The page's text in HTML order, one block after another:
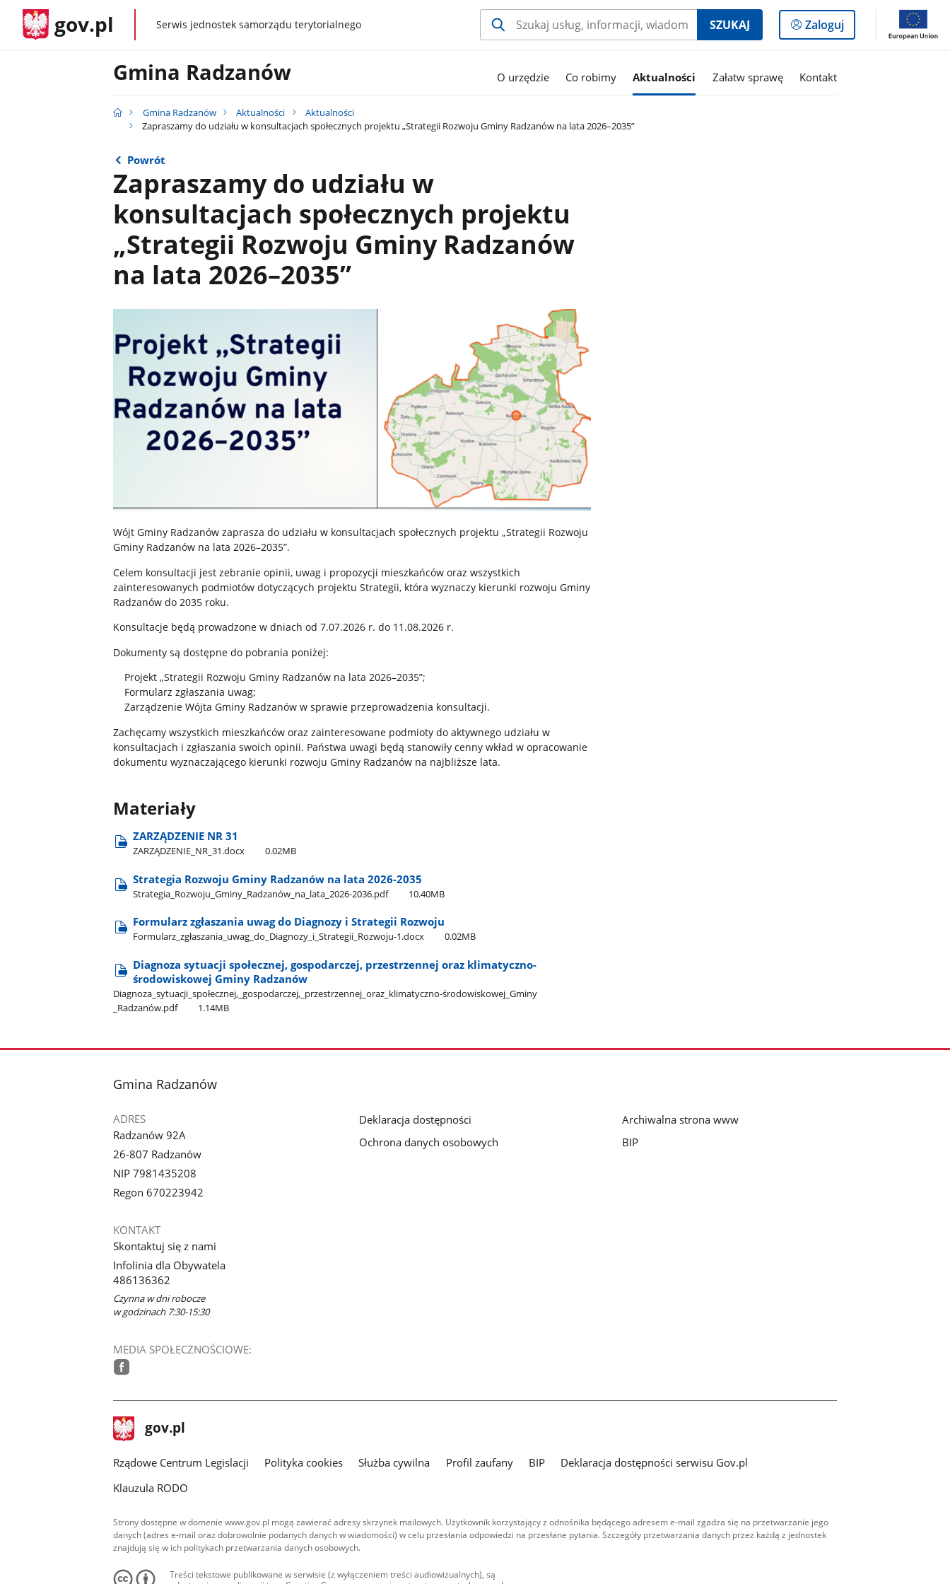
gov.pl gov.plSerwis jednostek samorządu terytorialnego SZUKAJ
Logowanie
do
Zaloguj
Gmina Radzanów O urzędzie Co robimy Aktualności Załatw sprawę Kontakt
Gmina Radzanów Aktualności
Aktualności
Zapraszamy do udziału w konsultacjach społecznych projektu „Strategii Rozwoju Gminy Radzanów na lata 2026–2035”
Powrót
Zapraszamy do udziału w
konsultacjach społecznych projektu
„Strategii Rozwoju Gminy Radzanów
na lata 2026–2035”
Wójt Gminy Radzanów zaprasza do udziału w konsultacjach społecznych projektu „Strategii Rozwoju
Gminy Radzanów na lata 2026–2035”.
Celem konsultacji jest zebranie opinii, uwag i propozycji mieszkańców oraz wszystkich
zainteresowanych podmiotów dotyczących projektu Strategii, która wyznaczy kierunki rozwoju Gminy
Radzanów do 2035 roku.
Konsultacje będą prowadzone w dniach od 7.07.2026 r. do 11.08.2026 r.
Dokumenty są dostępne do pobrania poniżej:
Projekt „Strategii Rozwoju Gminy Radzanów na lata 2026–2035”;
Formularz zgłaszania uwag;
Zarządzenie Wójta Gminy Radzanów w sprawie przeprowadzenia konsultacji.
Zachęcamy wszystkich mieszkańców oraz zainteresowane podmioty do aktywnego udziału w
konsultacjach i zgłaszania swoich opinii. Państwa uwagi będą stanowiły cenny wkład w opracowanie
dokumentu wyznaczającego kierunki rozwoju Gminy Radzanów na najbliższe lata.
Materiały
ZARZĄDZENIE NR 31
ZARZĄDZENIE​_NR​_31.docx 0.02MB
Strategia Rozwoju Gminy Radzanów na lata 2026-2035
Strategia​_Rozwoju​_Gminy​_Radzanów​_na​_lata​_2026-2036.pdf 10.40MB
Formularz zgłaszania uwag do Diagnozy i Strategii Rozwoju
Formularz​_zgłaszania​_uwag​_do​_Diagnozy​_i​_Strategii​_Rozwoju-1.docx 0.02MB
Diagnoza sytuacji społecznej, gospodarczej, przestrzennej oraz klimatyczno-
środowiskowej Gminy Radzanów
Diagnoza​_sytuacji​_społecznej,​_gospodarczej,​_przestrzennej​_oraz​_klimatyczno-środowiskowej​_Gminy​
_Radzanów.pdf
1.14MB
stopka
Gmina Radzanów
ADRES
Radzanów 92A
26-807 Radzanów
NIP 7981435208
Regon 670223942
KONTAKT
Skontaktuj się z nami
Infolinia dla Obywatela
486136362
Czynna w dni robocze
w godzinach 7:30-15:30
MEDIA SPOŁECZNOŚCIOWE:
Deklaracja dostępności
Ochrona danych osobowych
Archiwalna strona www
BIP
stopka
gov.pl Strona
gov.pl
Rządowe Centrum Legislacji Polityka cookies Służba cywilna Profil zaufany BIP
Deklaracja dostępności serwisu Gov.pl
Klauzula RODO
Strony dostępne w domenie www.gov.pl mogą zawierać adresy skrzynek mailowych. Użytkownik korzystający z odnośnika będącego adresem e-mail zgadza się na przetwarzanie jego
danych (adres e-mail oraz dobrowolnie podanych danych w wiadomości) w celu przesłania odpowiedzi na przesłane pytania. Szczegóły przetwarzania danych przez każdą z jednostek
znajdują się w ich politykach przetwarzania danych osobowych.
Treści tekstowe publikowane w serwisie (z wyłączeniem treści audiowizualnych), są